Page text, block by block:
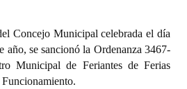
Concejo Municipal celebrada el día
año, se sancionó la Ordenanza 3467-
Municipal de Feriantes de Ferias